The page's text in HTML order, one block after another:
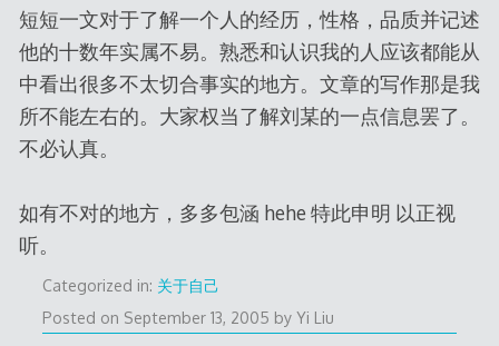
短短一文对于了解一个人的经历，性格，品质并记述
他的十数年实属不易。熟悉和认识我的人应该都能从
中看出很多不太切合事实的地方。文章的写作那是我
所不能左右的。大家权当了解刘某的一点信息罢了。
不必认真。
如有不对的地方，多多包涵 hehe 特此申明 以正视
听。
Categorized in: 关于自己
Posted on September 13, 2005 by Yi Liu